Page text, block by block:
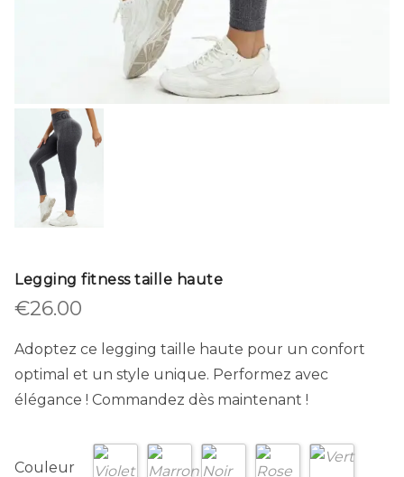
Legging fitness taille haute
€26.00
Adoptez ce legging taille haute pour un confort
optimal et un style unique. Performez avec
élégance ! Commandez dès maintenant !
Couleur